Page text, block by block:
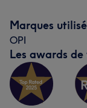
Marques
OPI
Les awards